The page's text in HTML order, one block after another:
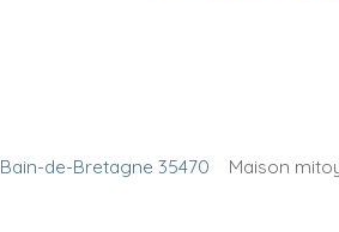
Bain-de-Bretagne 35470 Maison